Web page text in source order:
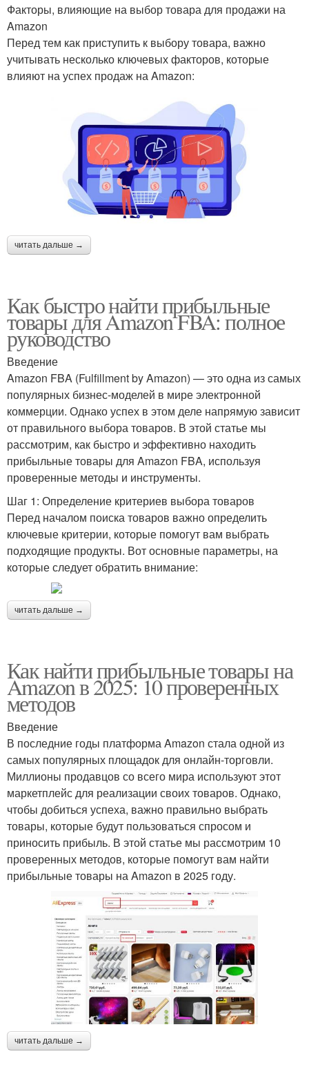
Факторы, влияющие на выбор товара для продажи на
Amazon
Перед тем как приступить к выбору товара, важно
учитывать несколько ключевых факторов, которые
влияют на успех продаж на Amazon:
читать дальше →
Как быстро найти прибыльные
товары для Amazon FBA: полное
руководство
Введение
Amazon FBA (Fulfillment by Amazon) — это одна из самых
популярных бизнес-моделей в мире электронной
коммерции. Однако успех в этом деле напрямую зависит
от правильного выбора товаров. В этой статье мы
рассмотрим, как быстро и эффективно находить
прибыльные товары для Amazon FBA, используя
проверенные методы и инструменты.
Шаг 1: Определение критериев выбора товаров
Перед началом поиска товаров важно определить
ключевые критерии, которые помогут вам выбрать
подходящие продукты. Вот основные параметры, на
которые следует обратить внимание:
читать дальше →
Как найти прибыльные товары на
Amazon в 2025: 10 проверенных
методов
Введение
В последние годы платформа Amazon стала одной из
самых популярных площадок для онлайн-торговли.
Миллионы продавцов со всего мира используют этот
маркетплейс для реализации своих товаров. Однако,
чтобы добиться успеха, важно правильно выбрать
товары, которые будут пользоваться спросом и
приносить прибыль. В этой статье мы рассмотрим 10
проверенных методов, которые помогут вам найти
прибыльные товары на Amazon в 2025 году.
читать дальше →